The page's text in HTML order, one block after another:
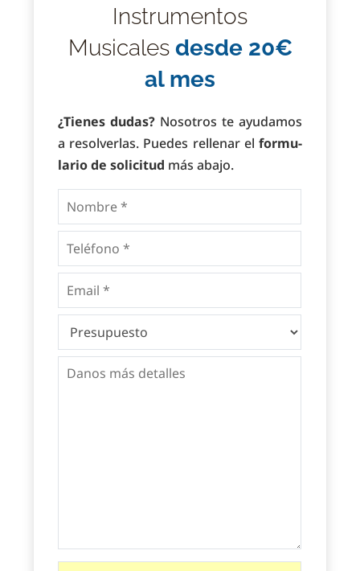
Instrumentos
Musicales desde 20€
al mes
¿Tienes dudas? Nosotros te a­yu­da­mos
a re­sol­ver­las. Pue­des re­lle­nar el for­mu­
la­rio de so­li­ci­tud más a­ba­jo.